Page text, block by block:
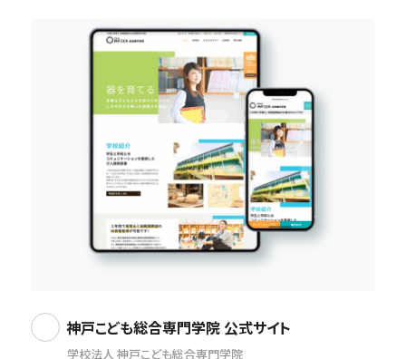
神戸こども総合専門学院 公式サイト
学校法人 神戸こども総合専門学院